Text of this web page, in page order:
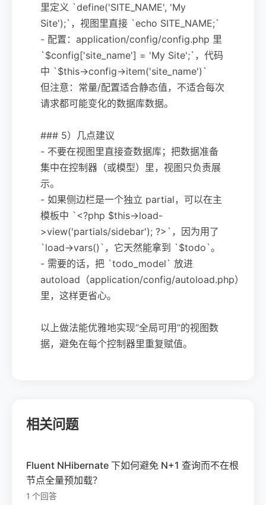
里定义 `define('SITE_NAME', 'My
Site');`，视图里直接 `echo SITE_NAME;`
- 配置：application/config/config.php 里
`$config['site_name'] = 'My Site';`，代码
中 `$this->config->item('site_name')`
但注意：常量/配置适合静态值，不适合每次
请求都可能变化的数据库数据。
### 5）几点建议
- 不要在视图里直接查数据库；把数据准备
集中在控制器（或模型）里，视图只负责展
示。
- 如果侧边栏是一个独立 partial，可以在主
模板中 `<?php $this->load-
>view('partials/sidebar'); ?>`，因为用了
`load->vars()`，它天然能拿到 `$todo`。
- 需要的话，把 `todo_model` 放进
autoload（application/config/autoload.php）
里，这样更省心。
以上做法能优雅地实现“全局可用”的视图数
据，避免在每个控制器里重复赋值。
相关问题
Fluent NHibernate 下如何避免 N+1 查询而不在根
节点全量预加载？
1 个回答